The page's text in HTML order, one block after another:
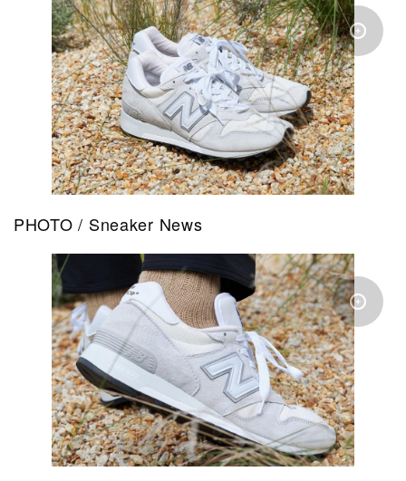
PHOTO / Sneaker News